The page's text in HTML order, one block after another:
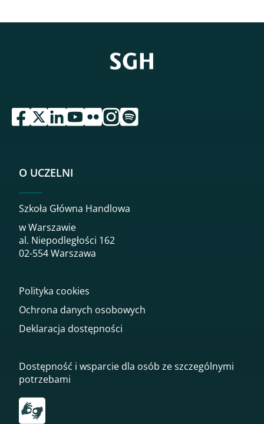
przejdź do serwisu facebook sgh
przejdź do serwisu twitter sgh
przejdź do serwisu linkedin sgh
przejdź do serwisu youtube sgh
przejdź do serwisu flickr sgh
przejdź do serwisu instagram sgh
przejdź do serwisu spotify sgh
O UCZELNI
Szkoła Główna Handlowa
w Warszawie
al. Niepodległości 162
02-554 Warszawa
Polityka cookies
Ochrona danych osobowych
Deklaracja dostępności
Dostępność i wsparcie dla osób ze szczególnymi
potrzebami
Przekierowanie do tłumacza on-line języka migowego